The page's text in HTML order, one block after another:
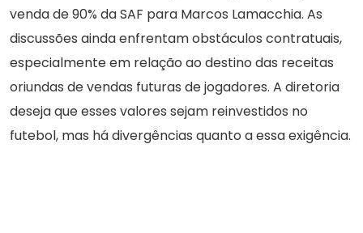
venda de 90% da SAF para Marcos Lamacchia. As
discussões ainda enfrentam obstáculos contratuais,
especialmente em relação ao destino das receitas
oriundas de vendas futuras de jogadores. A diretoria
deseja que esses valores sejam reinvestidos no
futebol, mas há divergências quanto a essa exigência.